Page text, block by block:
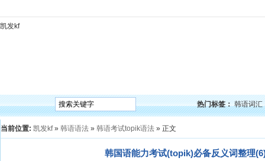
凯发kf
热门标签： 韩语词汇
当前位置: 凯发kf» 韩语语法 » 韩语考试topik语法 » 正文
韩国语能力考试(topik)必备反义词整理